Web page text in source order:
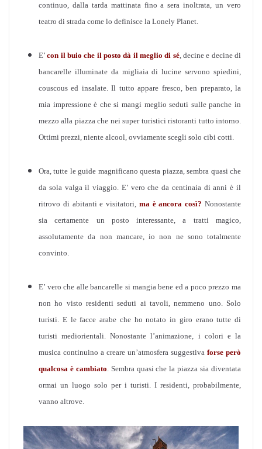
continuo, dalla tarda mattinata fino a sera inoltrata, un vero
teatro di strada come lo definisce la Lonely Planet.
E’con il buio che il posto dà il meglio di sé, decine e decine di
bancarelle illuminate da migliaia di lucine servono spiedini,
couscous ed insalate. Il tutto appare fresco, ben preparato, la
mia impressione è che si mangi meglio seduti sulle panche in
mezzo alla piazza che nei super turistici ristoranti tutto intorno.
Ottimi prezzi, niente alcool, ovviamente scegli solo cibi cotti.
Ora, tutte le guide magnificano questa piazza, sembra quasi che
da sola valga il viaggio. E’ vero che da centinaia di anni è il
ritrovo di abitanti e visitatori, ma è ancora così? Nonostante
sia certamente un posto interessante, a tratti magico,
assolutamente da non mancare, io non ne sono totalmente
convinto.
E’ vero che alle bancarelle si mangia bene ed a poco prezzo ma
non ho visto residenti seduti ai tavoli, nemmeno uno. Solo
turisti. E le facce arabe che ho notato in giro erano tutte di
turisti mediorientali.Nonostante l’animazione, i colori e la
musica continuino a creare un’atmosfera suggestiva forse però
qualcosa è cambiato. Sembra quasi che la piazza sia diventata
ormai un luogo solo per i turisti. I residenti, probabilmente,
vanno altrove.